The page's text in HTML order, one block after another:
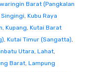
Barat (Pangkalan
, Kubu Raya
, Kupang, Kutai Barat
, Kutai Timur (Sangatta),
Utara, Lahat,
Barat, Lampung